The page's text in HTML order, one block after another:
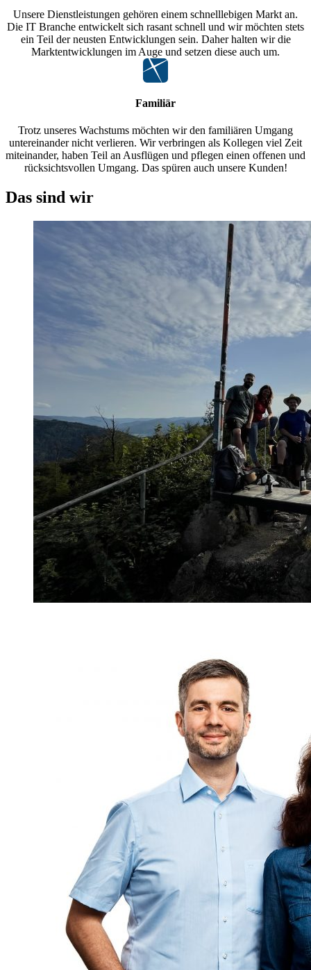
Unsere Dienstleistungen gehören einem schnelllebigen Markt an.
Die IT Branche entwickelt sich rasant schnell und wir möchten stets
ein Teil der neusten Entwicklungen sein. Daher halten wir die
Marktentwicklungen im Auge und setzen diese auch um.
Familiär
Trotz unseres Wachstums möchten wir den familiären Umgang
untereinander nicht verlieren. Wir verbringen als Kollegen viel Zeit
miteinander, haben Teil an Ausflügen und pflegen einen offenen und
rücksichtsvollen Umgang. Das spüren auch unsere Kunden!
Das sind wir